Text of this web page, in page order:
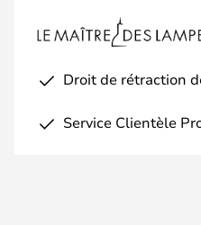
Droit de rétraction
Service Clientèle